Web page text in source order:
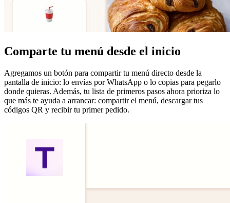
Comparte tu menú desde el inicio
Agregamos un botón para compartir tu menú directo desde la
pantalla de inicio: lo envías por WhatsApp o lo copias para pegarlo
donde quieras. Además, tu lista de primeros pasos ahora prioriza lo
que más te ayuda a arrancar: compartir el menú, descargar tus
códigos QR y recibir tu primer pedido.